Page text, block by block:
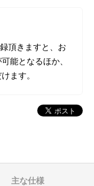
頂きますと、お
能となるほか、
ます。
主な仕様